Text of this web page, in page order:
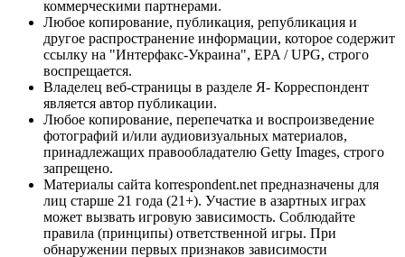
коммерческими партнерами.
Любое копирование, публикация, републикация и
другое распространение информации, которое содержит
ссылку на "Интерфакс-Украина", EPA / UPG, строго
воспрещается.
Владелец веб-страницы в разделе Я- Корреспондент
является автор публикации.
Любое копирование, перепечатка и воспроизведение
фотографий и/или аудиовизуальных материалов,
принадлежащих правообладателю Getty Images, строго
запрещено.
Материалы сайта korrespondent.net предназначены для
лиц старше 21 года (21+). Участие в азартных играх
может вызвать игровую зависимость. Соблюдайте
правила (принципы) ответственной игры. При
обнаружении первых признаков зависимости